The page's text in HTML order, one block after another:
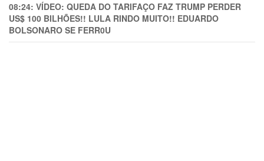
08:24: VÍDEO: QUEDA DO TARIFAÇO FAZ TRUMP PERDER
US$ 100 BILHÕES!! LULA RINDO MUITO!! EDUARDO
BOLSONARO SE FERR0U